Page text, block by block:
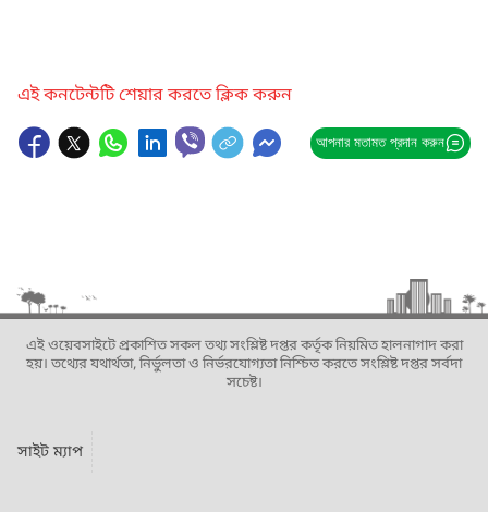
এই কনটেন্টটি শেয়ার করতে ক্লিক করুন
আপনার মতামত প্রদান করুন
এই ওয়েবসাইটে প্রকাশিত সকল তথ্য সংশ্লিষ্ট দপ্তর কর্তৃক নিয়মিত হালনাগাদ করা
হয়। তথ্যের যথার্থতা, নির্ভুলতা ও নির্ভরযোগ্যতা নিশ্চিত করতে সংশ্লিষ্ট দপ্তর সর্বদা
সচেষ্ট।
সাইট ম্যাপ